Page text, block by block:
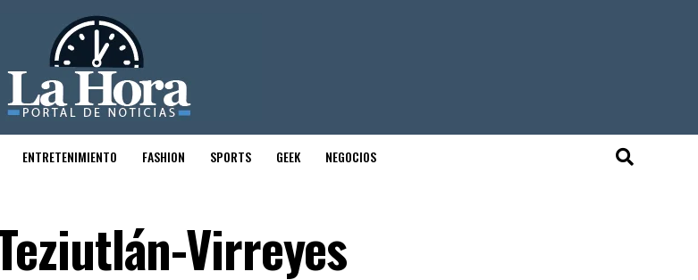
ENTRETENIMIENTO FASHION SPORTS GEEK NEGOCIOS
Virreyes